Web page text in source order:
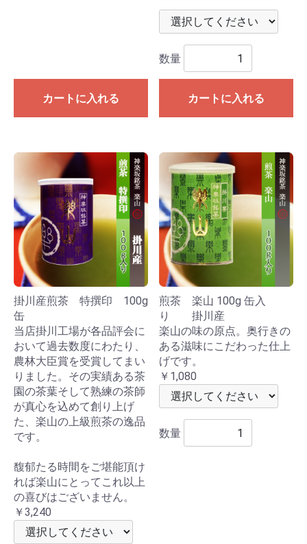
カートに入れる
数量
カートに入れる
掛川産煎茶 特撰印 100g
缶
当店掛川工場が各品評会に
おいて過去数度にわたり、
農林大臣賞を受賞してまい
りました。その実績ある茶
園の茶葉そして熟練の茶師
が真心を込めて創り上げ
た、楽山の上級煎茶の逸品
です。
馥郁たる時間をご堪能頂け
れば楽山にとってこれ以上
の喜びはございません。
￥3,240
煎茶 楽山 100g 缶入
り 掛川産
楽山の味の原点。奥行きの
ある滋味にこだわった仕上
げです。
￥1,080
数量